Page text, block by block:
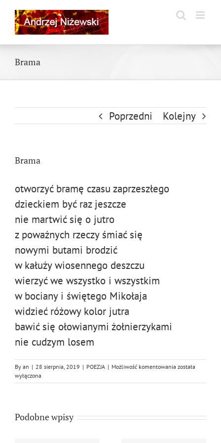
Skip
content
Brama
Poprzedni Kolejny
Brama
otworzyć bramę czasu zaprzeszłego
dzieckiem być raz jeszcze
nie martwić się o jutro
z poważnych rzeczy śmiać się
nowymi butami brodzić
w kałuży wiosennego deszczu
wierzyć we wszystko i wszystkim
w bociany i świętego Mikołaja
widzieć różowy kolor jutra
bawić się ołowianymi żołnierzykami
nie cudzym losem
By an | 28 sierpnia, 2019 | POEZJA | Możliwość komentowania Brama
została
wyłączona
Podobne wpisy